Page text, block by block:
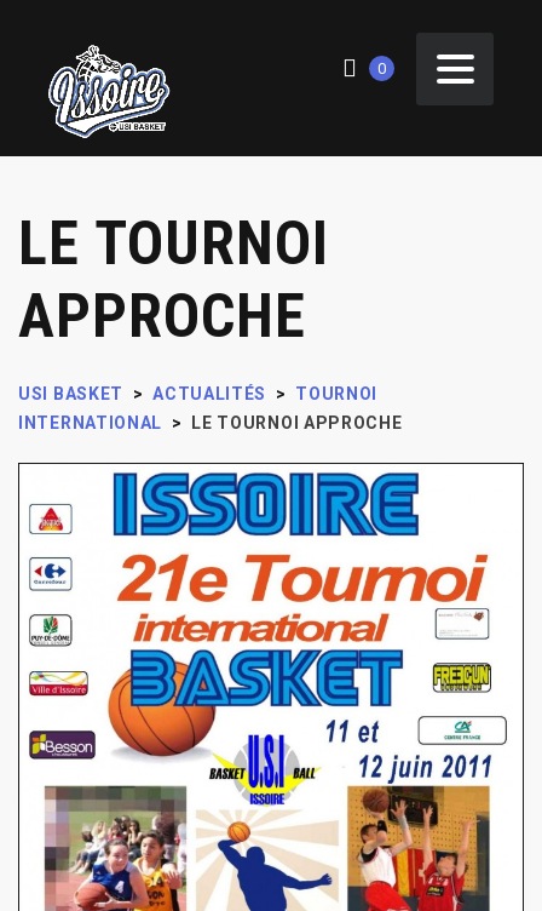
0
LE TOURNOI
APPROCHE
USI BASKET > ACTUALITÉS >
TOURNOI
INTERNATIONAL
> LE TOURNOI APPROCHE